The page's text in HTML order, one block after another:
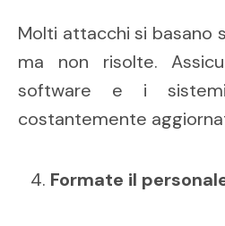
Molti attacchi si basano
ma non risolte.
software e i
costantemente
Formate il